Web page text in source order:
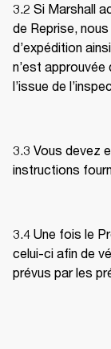
3.2 Si Marshall
de Reprise,
d’expédition
n’est approuvée
l’issue de
3.3 Vous devez
instructions
3.4 Une fois le
celui-ci afin de
prévus par les